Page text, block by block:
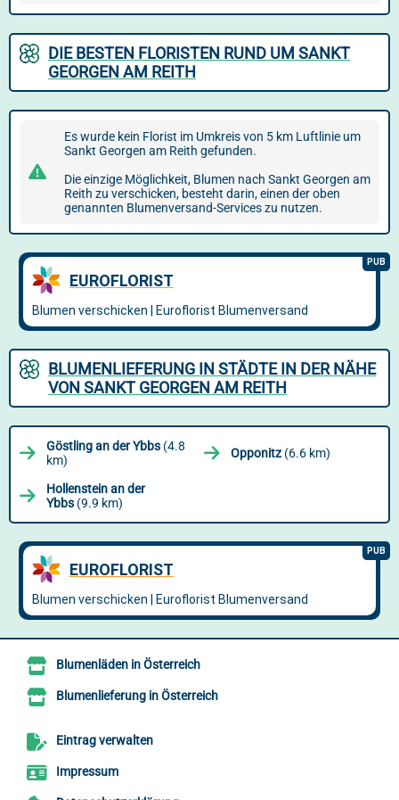
DIE BESTEN FLORISTEN RUND UM SANKT
GEORGEN AM REITH
Es wurde kein Florist im Umkreis von 5 km Luftlinie um
Sankt Georgen am Reith gefunden.
Die einzige Möglichkeit, Blumen nach Sankt Georgen am
Reith zu verschicken, besteht darin, einen der oben
genannten Blumenversand-Services zu nutzen.
BLUMENLIEFERUNG IN STÄDTE IN DER NÄHE
VON SANKT GEORGEN AM REITH
Göstling an der Ybbs (4.8
km)
Opponitz (6.6 km)
Hollenstein an der
Ybbs (9.9 km)
Blumenläden in Österreich
Blumenlieferung in Österreich
Eintrag verwalten
Impressum